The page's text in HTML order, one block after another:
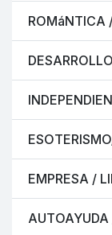
ROMáNTICA
EMPRESA /